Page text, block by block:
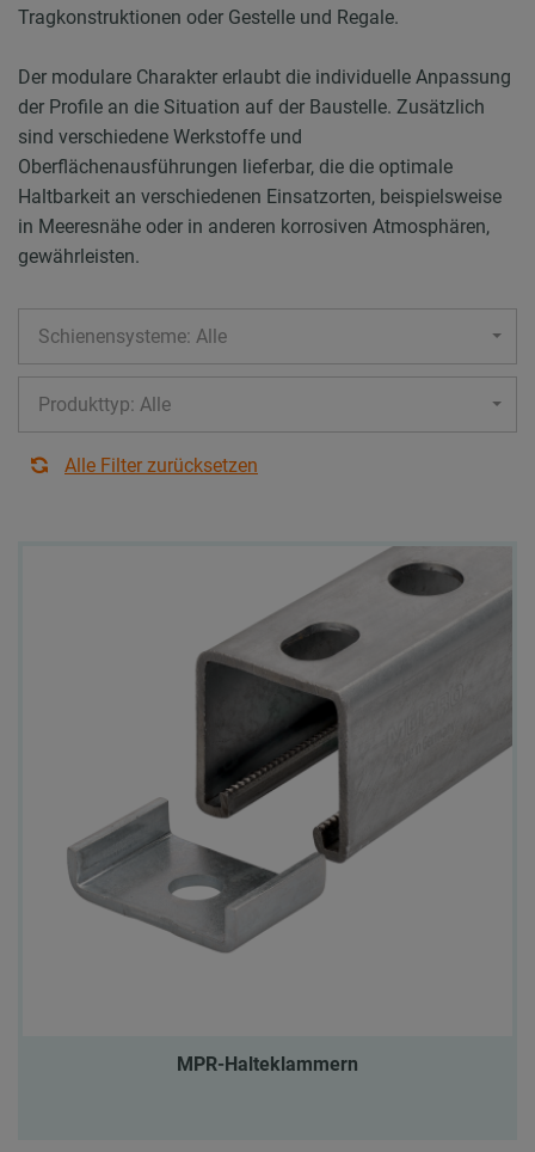
Tragkonstruktionen oder Gestelle und Regale.
Der modulare Charakter erlaubt die individuelle Anpassung
der Profile an die Situation auf der Baustelle. Zusätzlich
sind verschiedene Werkstoffe und
Oberflächenausführungen lieferbar, die die optimale
Haltbarkeit an verschiedenen Einsatzorten, beispielsweise
in Meeresnähe oder in anderen korrosiven Atmosphären,
gewährleisten.
Schienensysteme: Alle
Produkttyp: Alle
Alle Filter zurücksetzen
MPR-Halteklammern